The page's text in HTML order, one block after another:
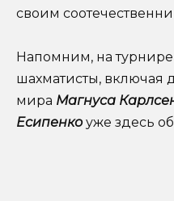
своим
Напомним, на
шахматисты, включая
мира Магнуса
Есипенкоуже здесь